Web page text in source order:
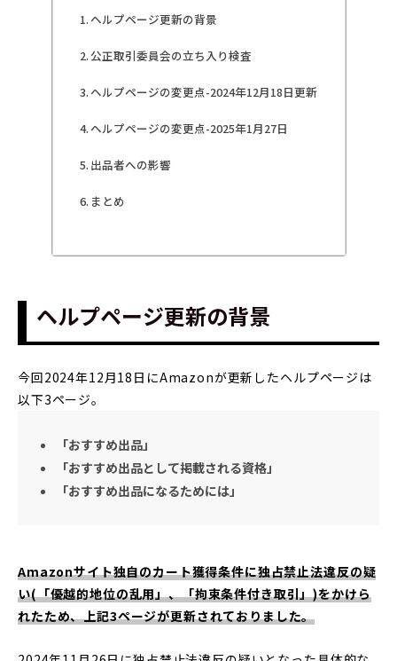
ヘルプページ更新の背景
公正取引委員会の立ち入り検査
ヘルプページの変更点-2024年12月18日更新
ヘルプページの変更点-2025年1月27日
出品者への影響
まとめ
ヘルプページ更新の背景
今回2024年12月18日にAmazonが更新したヘルプページは
以下3ページ。
「おすすめ出品」
「おすすめ出品として掲載される資格」
「おすすめ出品になるためには」
Amazonサイト独自のカート獲得条件に独占禁止法違反の疑
い(「優越的地位の乱用」、「拘束条件付き取引」)をかけら
れたため、上記3ページが更新されておりました。